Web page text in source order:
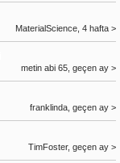
MaterialScience, 4 hafta >
metin abi 65, geçen ay >
franklinda, geçen ay >
TimFoster, geçen ay >